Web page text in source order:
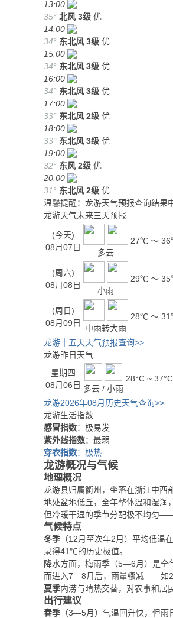
13:00
35° 北风 3级 优
14:00
34° 东北风 3级 优
15:00
34° 东北风 3级 优
16:00
34° 东北风 3级 优
17:00
33° 东北风 2级 优
18:00
33° 东北风 3级 优
19:00
32° 东风 2级 优
20:00
31° 东北风 2级 优
温馨提醒：龙游天气预报查询结果
龙游天气未来三天预报
(今天)
08月07日
多云
27℃ ～
(周六)
08月08日
小雨
29℃ ～
(周日)
08月09日
中雨转大雨
28℃ ～
龙游十五天天气预报查询>>
龙游昨日天气
星期四
08月06日 多云 / 小雨
28°C ~ 37°C
龙游2026年08月历史天气查询>>
龙游生活指数
感冒指数：极易发
紫外线指数：最弱
穿衣指数：极热
龙游概况与气候
地理概况
龙游县归属衢州，坐落在浙江中西
地处盆地低丘，全年整体温和湿润，
但冷暖干湿的季节分配极不均匀
气候特点
冬季 （12月至次年2月）平均低
录得41℃的历史极值。
降水方面，梅雨季（5—6月）是全
而进入7—8月后，雨量骤减——如
夏季内涝与晴热交替，对农事和居
出行建议
春季 （3—5月）气温回升快，但